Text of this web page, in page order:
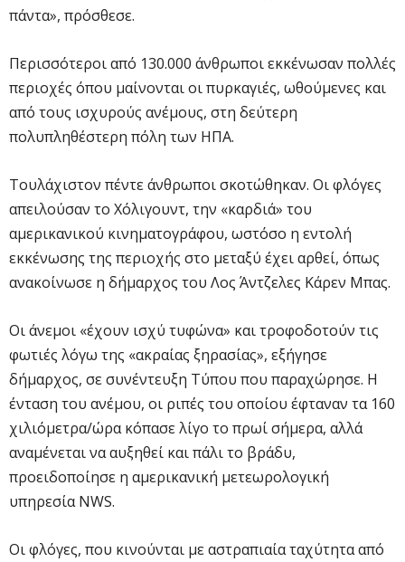
πάντα», πρόσθεσε.
Περισσότεροι από 130.000 άνθρωποι εκκένωσαν πολλές
περιοχές όπου μαίνονται οι πυρκαγιές, ωθούμενες και
από τους ισχυρούς ανέμους, στη δεύτερη
πολυπληθέστερη πόλη των ΗΠΑ.
Τουλάχιστον πέντε άνθρωποι σκοτώθηκαν. Οι φλόγες
απειλούσαν το Χόλιγουντ, την «καρδιά» του
αμερικανικού κινηματογράφου, ωστόσο η εντολή
εκκένωσης της περιοχής στο μεταξύ έχει αρθεί, όπως
ανακοίνωσε η δήμαρχος του Λος Άντζελες Κάρεν Μπας.
Οι άνεμοι «έχουν ισχύ τυφώνα» και τροφοδοτούν τις
φωτιές λόγω της «ακραίας ξηρασίας», εξήγησε
δήμαρχος, σε συνέντευξη Τύπου που παραχώρησε. Η
ένταση του ανέμου, οι ριπές του οποίου έφταναν τα 160
χιλιόμετρα/ώρα κόπασε λίγο το πρωί σήμερα, αλλά
αναμένεται να αυξηθεί και πάλι το βράδυ,
προειδοποίησε η αμερικανική μετεωρολογική
υπηρεσία NWS.
Οι φλόγες, που κινούνται με αστραπιαία ταχύτητα από